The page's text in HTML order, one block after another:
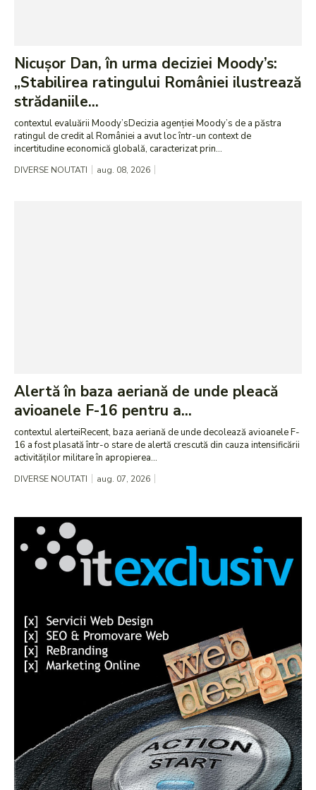
Nicușor Dan, în urma deciziei Moody’s:
„Stabilirea ratingului României ilustrează
strădaniile...
contextul evaluării Moody’sDecizia agenției Moody’s de a păstra
ratingul de credit al României a avut loc într-un context de
incertitudine economică globală, caracterizat prin...
DIVERSE NOUTATI aug. 08, 2026
Alertă în baza aeriană de unde pleacă
avioanele F-16 pentru a...
contextul alerteiRecent, baza aeriană de unde decolează avioanele F-
16 a fost plasată într-o stare de alertă crescută din cauza intensificării
activităților militare în apropierea...
DIVERSE NOUTATI aug. 07, 2026